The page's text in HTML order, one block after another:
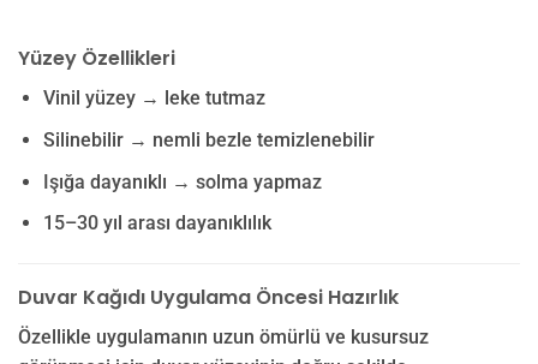
Yüzey Özellikleri
Vinil yüzey → leke tutmaz
Silinebilir → nemli bezle temizlenebilir
Işığa dayanıklı → solma yapmaz
15–30 yıl arası dayanıklılık
Duvar Kağıdı Uygulama Öncesi Hazırlık
Özellikle uygulamanın uzun ömürlü ve kusursuz